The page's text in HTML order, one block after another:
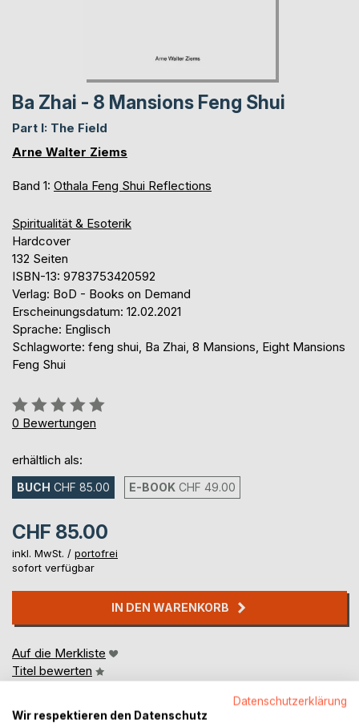
Ba Zhai - 8 Mansions Feng Shui
Part I: The Field
Arne Walter Ziems
Band 1: Othala Feng Shui Reflections
Spiritualität & Esoterik
Hardcover
132 Seiten
ISBN-13: 9783753420592
Verlag: BoD - Books on Demand
Erscheinungsdatum: 12.02.2021
Sprache: Englisch
Schlagworte: feng shui, Ba Zhai, 8 Mansions, Eight Mansions
Feng Shui
Bewertung::
0%
0 Bewertungen
erhältlich als:
BUCH CHF 85.00 E-BOOK CHF 49.00
CHF 85.00
inkl. MwSt. / portofrei
sofort verfügbar
IN DEN WARENKORB
Auf die Merkliste
Titel bewerten
Datenschutzerklärung
Wir respektieren den Datenschutz